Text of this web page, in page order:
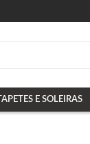
TAPETES E SOLEIRAS